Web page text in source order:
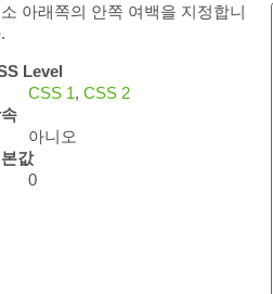
아래쪽의 안쪽 여백을 지정합니
Level
CSS 1, CSS 2
아니오
값
0